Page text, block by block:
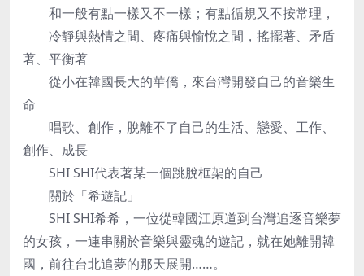
和一般有點一樣又不一樣；有點循規又不按常理，
冷靜與熱情之間、疼痛與愉悅之間，搖擺著、矛盾
著、平衡著
從小在韓國長大的華僑，來台灣開發自己的音樂生
命
唱歌、創作，脫離不了自己的生活、戀愛、工作、
創作、成長
SHI SHI代表著某一個跳脫框架的自己
關於「希遊記」
SHI SHI希希，一位從韓國江原道到台灣追逐音樂夢
的女孩，一連串關於音樂與靈魂的遊記，就在她離開韓
國，前往台北追夢的那天展開……。